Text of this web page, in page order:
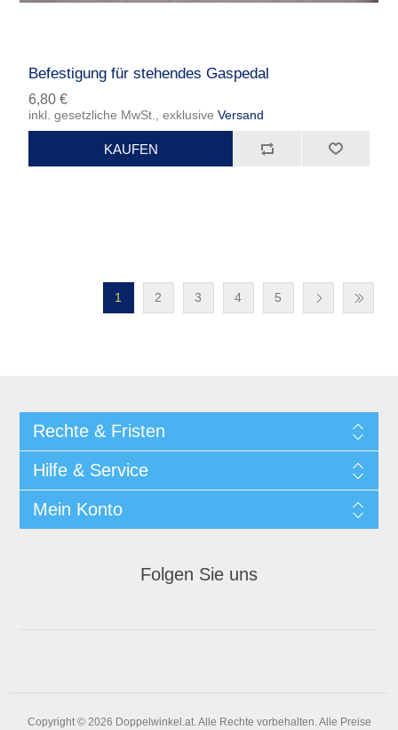
Befestigung für stehendes Gaspedal
6,80 €
inkl. gesetzliche MwSt., exklusiveVersand
1 2 3 4 5
Rechte & Fristen
Hilfe & Service
Mein Konto
Folgen Sie uns
Copyright © 2026 Doppelwinkel.at. Alle Rechte vorbehalten.Alle Preise